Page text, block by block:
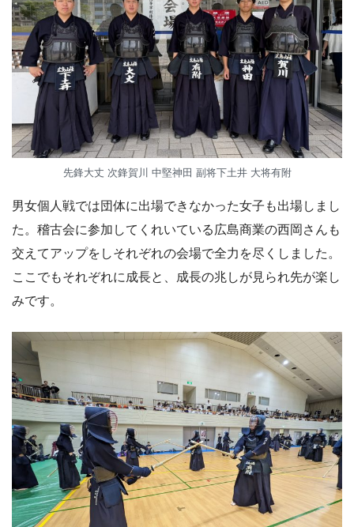
先鋒大丈 次鋒賀川 中堅神田 副将下土井 大将有附
男女個人戦では団体に出場できなかった女子も出場しまし
た。稽古会に参加してくれいている広島商業の西岡さんも
交えてアップをしそれぞれの会場で全力を尽くしました。
ここでもそれぞれに成長と、成長の兆しが見られ先が楽し
みです。